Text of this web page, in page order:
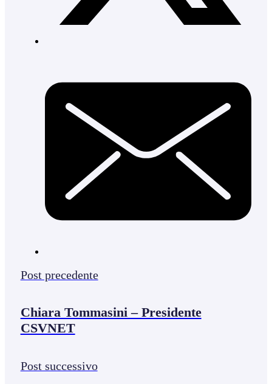
Post precedente
Chiara Tommasini – Presidente
CSVNET
Post successivo